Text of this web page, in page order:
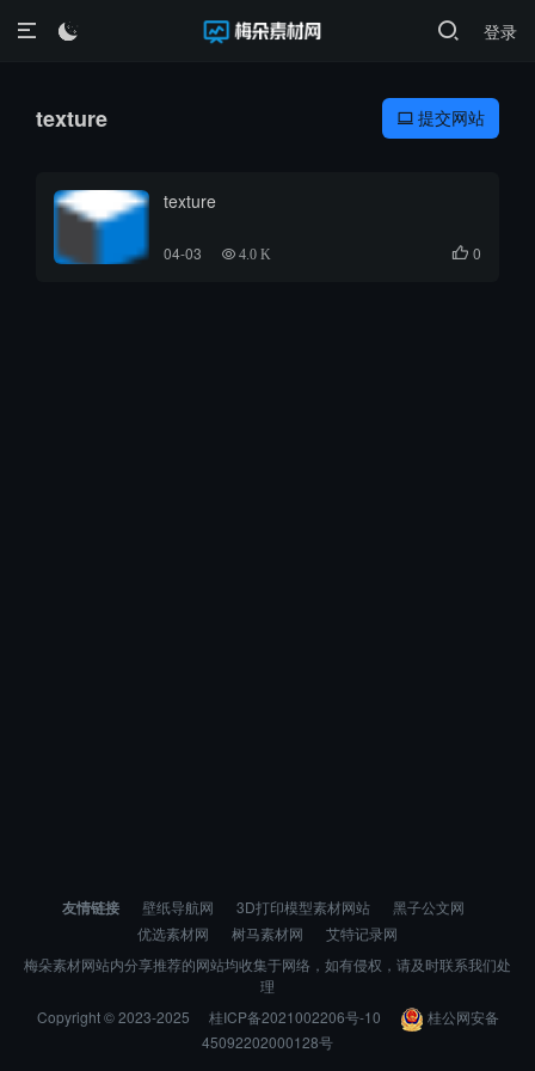
登录

texture  提交网站
texture
04-03 4.0 K  0
友情链接 壁纸导航网 3D打印模型素材网站
黑子公文网
优选素材网
树马素材网
艾特记录网
梅朵素材网站内分享推荐的网站均收集于网络，如有侵权，请及时联系我们处
理
Copyright © 2023-2025
桂ICP备2021002206号-10
桂公网安备
45092202000128号